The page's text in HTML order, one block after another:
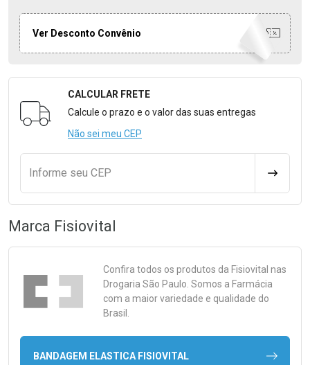
Ver Desconto Convênio
Formulário para Calcular o Frete
CALCULAR FRETE
Calcule o prazo e o valor das suas entregas
Não sei meu CEP
Informe seu CEP
Marca Fisiovital
Confira todos os produtos da Fisiovital nas
Drogaria São Paulo. Somos a Farmácia
com a maior variedade e qualidade do
Brasil.
BANDAGEM ELASTICA FISIOVITAL